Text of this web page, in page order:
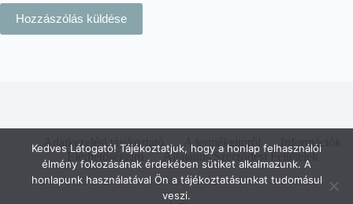
Hozzászólás küldése
Adatkezelési tájékoztató A termékeimről
Információk
Elérhetőségeim
Általános Szerződési Feltételek
Kedves Látogató! Tájékoztatjuk, hogy a honlap felhasználói
élmény fokozásának érdekében sütiket alkalmazunk. A
honlapunk használatával Ön a tájékoztatásunkat tudomásul
veszi.